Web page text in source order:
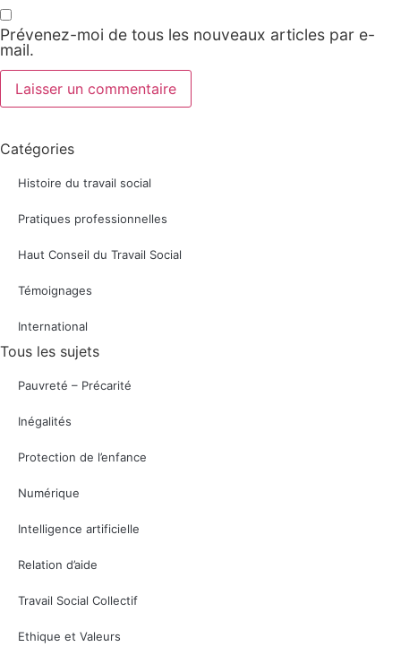
Prévenez-moi de tous les nouveaux articles par e-
mail.
Catégories
Histoire du travail social
Pratiques professionnelles
Haut Conseil du Travail Social
Témoignages
International
Tous les sujets
Pauvreté – Précarité
Inégalités
Protection de l’enfance
Numérique
Intelligence artificielle
Relation d’aide
Travail Social Collectif
Ethique et Valeurs